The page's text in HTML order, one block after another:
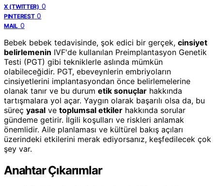
X (TWITTER) 0
PINTEREST 0
MAIL 0
Bebek bebek tedavisinde, şok edici bir gerçek, cinsiyet
belirlemenin IVF'de kullanılan Preimplantasyon Genetik
Testi (PGT) gibi tekniklerle aslında mümkün
olabileceğidir. PGT, ebeveynlerin embriyoların
cinsiyetlerini implantasyondan önce belirlemelerine
olanak tanır ve bu durum etik sonuçlar hakkında
tartışmalara yol açar. Yaygın olarak başarılı olsa da, bu
süreç yasal ve toplumsal etkiler hakkında sorular
gündeme getirir. İlgili koşulları ve riskleri anlamak
önemlidir. Aile planlaması ve kültürel bakış açıları
üzerindeki etkilerini merak ediyorsanız, keşfedilecek çok
şey var.
Anahtar Çıkarımlar